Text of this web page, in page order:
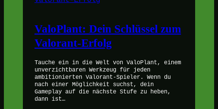
ValoPlant: Dein Schlüssel zum
Valorant-Erfolg
Tauche ein in die Welt von ValoPlant, einem
unverzichtbaren Werkzeug für jeden
ambitionierten Valorant-Spieler. Wenn du
nach einer Möglichkeit suchst, dein
Gameplay auf die nächste Stufe zu heben,
dann ist…